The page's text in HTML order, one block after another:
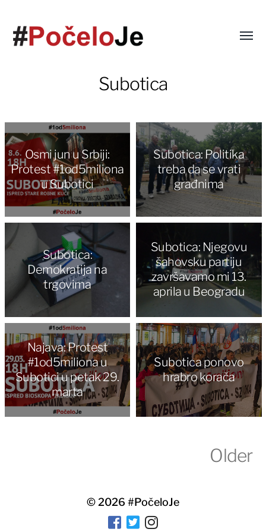
Subotica
Osmi jun u Srbiji:
Protest #1od5miliona
u Subotici
Subotica: Politika
treba da se vrati
građnima
Subotica:
Demokratija na
trgovima
Subotica: Njegovu
šahovsku partiju
završavamo mi 13.
aprila u Beogradu
Najava: Protest
#1od5miliona u
Subotici u petak 29.
marta
Subotica ponovo
hrabro korača
Older
© 2026#PočeloJe